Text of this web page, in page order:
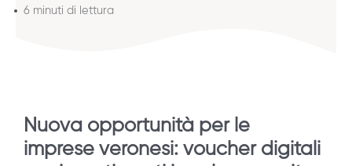
6 minuti di lettura
Nuova opportunità per le
imprese veronesi: voucher digitali